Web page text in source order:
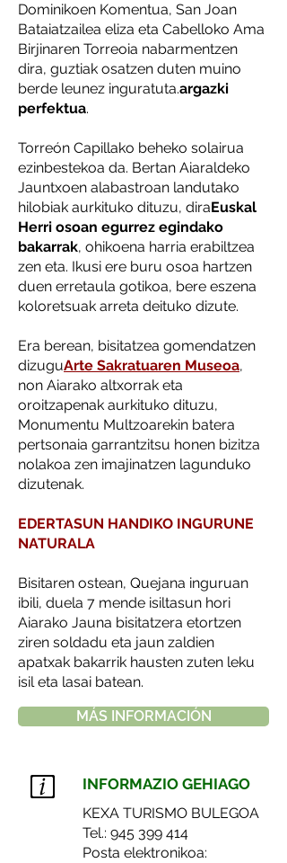
Dominikoen Komentua, San Joan
Bataiatzailea eliza eta Cabelloko Ama
Birjinaren Torreoia nabarmentzen
dira, guztiak osatzen duten muino
berde leunez inguratuta.argazki
perfektua.
Torreón Capillako beheko solairua
ezinbestekoa da. Bertan Aiaraldeko
Jauntxoen alabastroan landutako
hilobiak aurkituko dituzu, diraEuskal
Herri osoan egurrez egindako
bakarrak, ohikoena harria erabiltzea
zen eta. Ikusi ere buru osoa hartzen
duen erretaula gotikoa, bere eszena
koloretsuak arreta deituko dizute.
Era berean, bisitatzea gomendatzen
dizuguArte Sakratuaren Museoa,
non Aiarako altxorrak eta
oroitzapenak aurkituko dituzu,
Monumentu Multzoarekin batera
pertsonaia garrantzitsu honen bizitza
nolakoa zen imajinatzen lagunduko
dizutenak.
EDERTASUN HANDIKO INGURUNE
NATURALA
Bisitaren ostean, Quejana inguruan
ibili, duela 7 mende isiltasun hori
Aiarako Jauna bisitatzera etortzen
ziren soldadu eta jaun zaldien
apatxak bakarrik hausten zuten leku
isil eta lasai batean.
MÁS INFORMACIÓN
INFORMAZIO GEHIAGO
KEXA TURISMO BULEGOA
Tel.: 945 399 414
Posta elektronikoa: